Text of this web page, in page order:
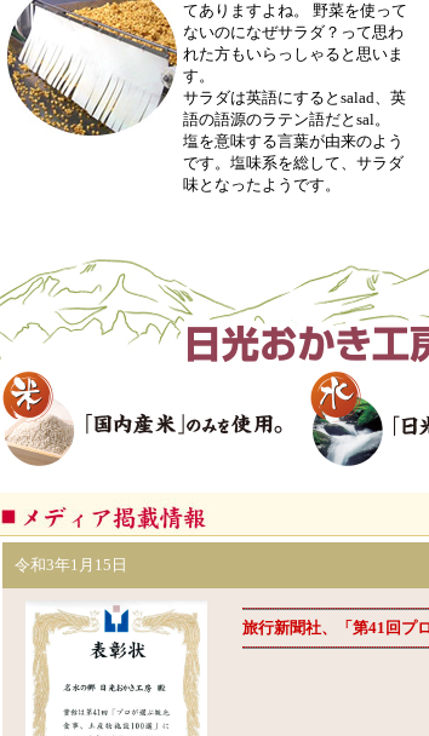
てありますよね。 野菜を使って
ないのになぜサラダ？って思わ
れた方もいらっしゃると思いま
す。
サラダは英語にするとsalad、英
語の語源のラテン語だとsal。
塩を意味する言葉が由来のよう
です。塩味系を総して、サラダ
味となったようです。